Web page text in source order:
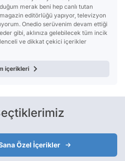
merak beni hep canlı tutan
editörlüğü yapıyor, televizyon
Onedio serüvenim devam ettiği
gibi, aklınıza gelebilecek tüm incik
ve dikkat çekici içerikler
içerikleri
Özel İçerikler